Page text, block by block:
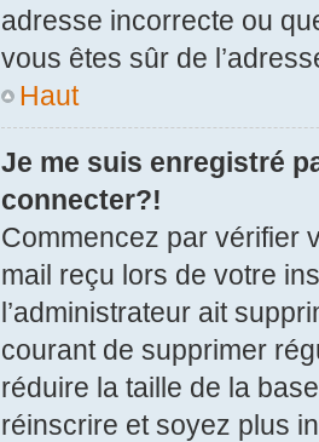
adresse incorrecte ou
vous êtes sûr de
Haut
Je me suis enregistré
connecter?!
Commencez par vérifier
mail reçu lors de votre
l’administrateur ait
courant de supprimer
réduire la taille de la
réinscrire et soyez plus